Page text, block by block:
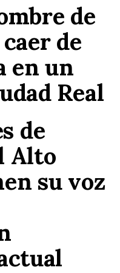
de
de
en un
Real
de
Alto
su voz